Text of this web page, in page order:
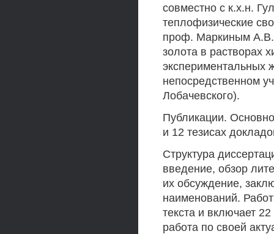
совместно с к.х.н.
теплофизические
проф. Маркиным A.B.
золота в растворах
экспериментальных
непосредственном
Лобачевского).
Публикации.
и 12 тезисах
Структура
введение, обзор
их обсуждение,
наименований.
текста и включает
работа по своей